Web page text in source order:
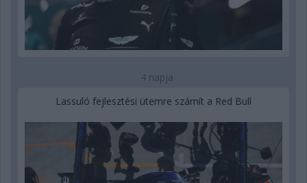
4 napja
Lassuló fejlesztési ütemre számít a Red Bull